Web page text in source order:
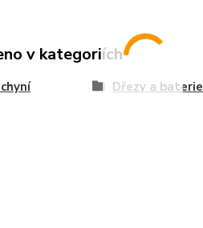
v kategoriích
Dřezy a baterie